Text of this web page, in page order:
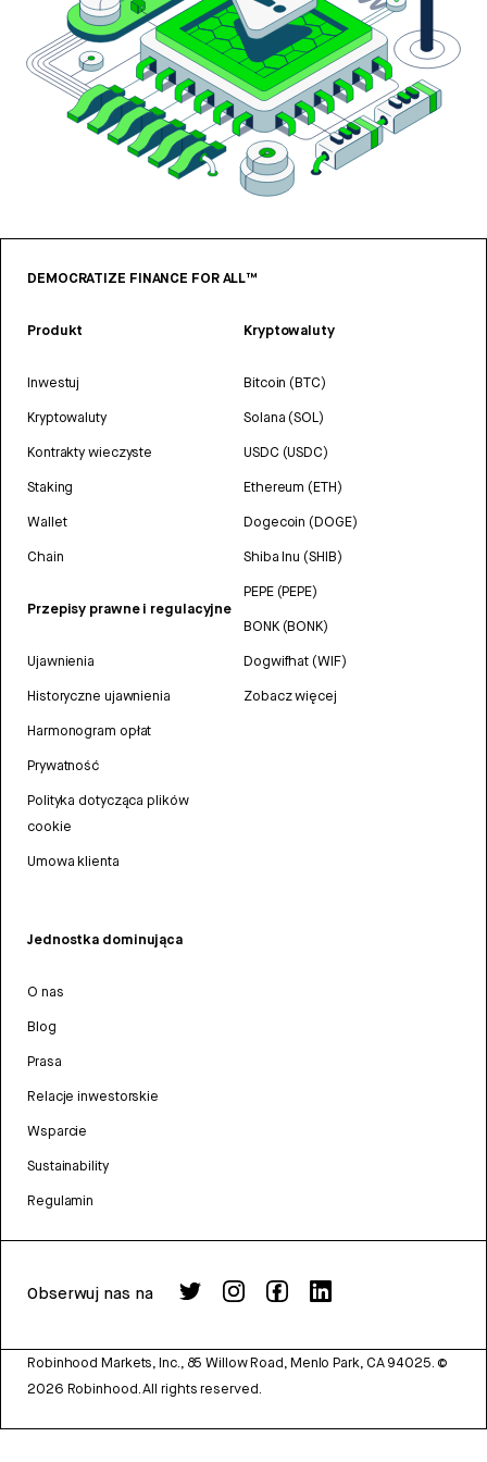
DEMOCRATIZE FINANCE FOR ALL™
Produkt
Inwestuj
Kryptowaluty
Kontrakty wieczyste
Staking
Wallet
Chain
Przepisy prawne i regulacyjne
Ujawnienia
Historyczne ujawnienia
Harmonogram opłat
Prywatność
Polityka dotycząca plików
cookie
Umowa klienta
Kryptowaluty
Bitcoin (BTC)
Solana (SOL)
USDC (USDC)
Ethereum (ETH)
Dogecoin (DOGE)
Shiba Inu (SHIB)
PEPE (PEPE)
BONK (BONK)
Dogwifhat (WIF)
Zobacz więcej
Jednostka dominująca
O nas
Blog
Prasa
Relacje inwestorskie
Wsparcie
Sustainability
Regulamin
Obserwuj nas na
Robinhood Markets, Inc., 85 Willow Road, Menlo Park, CA 94025. ©
2026 Robinhood. All rights reserved.